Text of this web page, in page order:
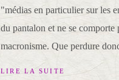
"médias en particulier sur les
du pantalon et ne se
macronisme. Que perdure
LIRE LA SUITE